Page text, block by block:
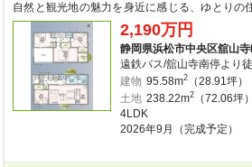
自然と観光地の魅力を身近に感じる、ゆとりの
2,190万円
静岡県浜松市中央区舘山
遠鉄バス/舘山寺南停より
建物 95.58m2（28.91坪）
土地 238.22m2（72.06坪）
4LDK
2026年9月（完成予定）